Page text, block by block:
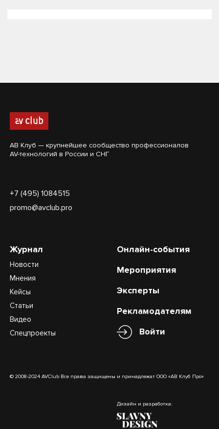
АВ Клуб — крупнейшее сообщество профессионалов
AV-технологий в России и СНГ
+7 (495) 1084515
promo@avclub.pro
Журнал
Новости
Мнения
Кейсы
Статьи
Видео
Спецпроекты
Онлайн-события
Мероприятия
Эксперты
Рекламодателям
Войти
© 2008-2024 AVClub Все права защищены и принадлежат ООО «АВ Клуб Про»
Дизайн и разработка: